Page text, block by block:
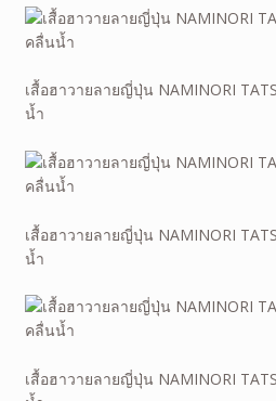
เสื้อฮาวายลายญี่ปุ่น NAMINORI
น้ำ
เสื้อฮาวายลายญี่ปุ่น NAMINORI
น้ำ
เสื้อฮาวายลายญี่ปุ่น NAMINORI